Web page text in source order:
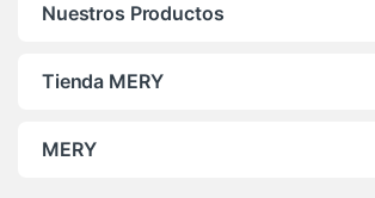
Nuestros Productos
Tienda MERY
MERY